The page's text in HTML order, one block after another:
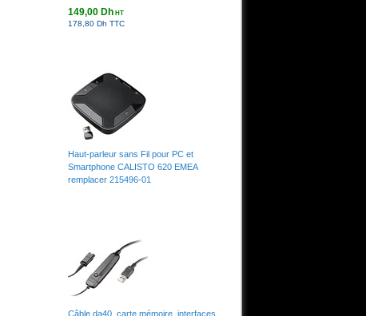
149,00 DhHT
178,80 Dh TTC
Haut-parleur sans Fil pour PC et
Smartphone CALISTO 620 EMEA
remplacer 215496-01
Câble da40, carte mémoire, interfaces